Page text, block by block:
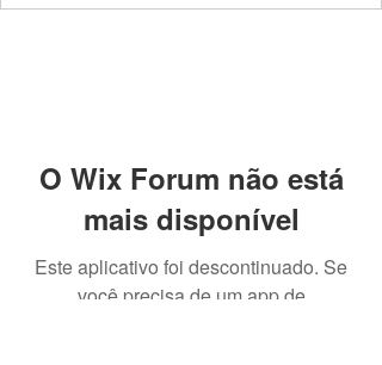
O Wix Forum não está
mais disponível
Este aplicativo foi descontinuado. Se
você precisa de um app de